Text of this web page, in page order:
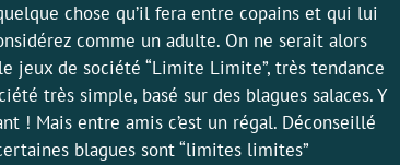
chose qu’il fera entre copains et qui lui
comme un adulte. On ne serait alors
jeux de société “Limite Limite”, très tendance
très simple, basé sur des blagues salaces. Y
! Mais entre amis c’est un régal. Déconseillé
blagues sont “limites limites”